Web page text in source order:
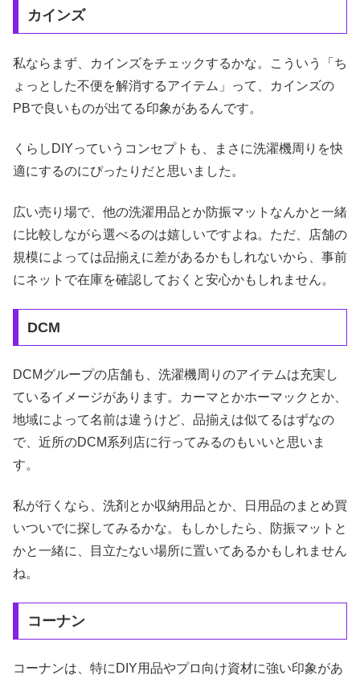
カインズ
私ならまず、カインズをチェックするかな。こういう「ち
ょっとした不便を解消するアイテム」って、カインズの
PBで良いものが出てる印象があるんです。
くらしDIYっていうコンセプトも、まさに洗濯機周りを快
適にするのにぴったりだと思いました。
広い売り場で、他の洗濯用品とか防振マットなんかと一緒
に比較しながら選べるのは嬉しいですよね。ただ、店舗の
規模によっては品揃えに差があるかもしれないから、事前
にネットで在庫を確認しておくと安心かもしれません。
DCM
DCMグループの店舗も、洗濯機周りのアイテムは充実し
ているイメージがあります。カーマとかホーマックとか、
地域によって名前は違うけど、品揃えは似てるはずなの
で、近所のDCM系列店に行ってみるのもいいと思いま
す。
私が行くなら、洗剤とか収納用品とか、日用品のまとめ買
いついでに探してみるかな。もしかしたら、防振マットと
かと一緒に、目立たない場所に置いてあるかもしれません
ね。
コーナン
コーナンは、特にDIY用品やプロ向け資材に強い印象があ